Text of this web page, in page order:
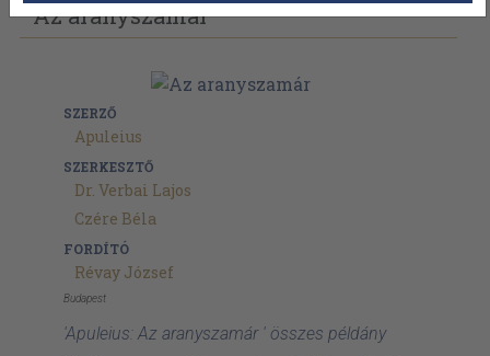
Az aranyszamár
SZERZŐ
Apuleius
SZERKESZTŐ
Dr. Verbai Lajos
Czére Béla
FORDÍTÓ
Révay József
Budapest
'Apuleius: Az aranyszamár ' összes példány